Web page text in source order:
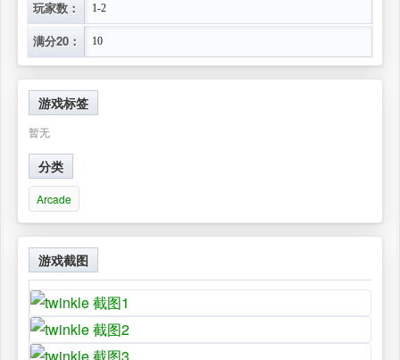
玩家数： 1-2
满分20： 10
游戏标签
暂无
分类
Arcade
游戏截图